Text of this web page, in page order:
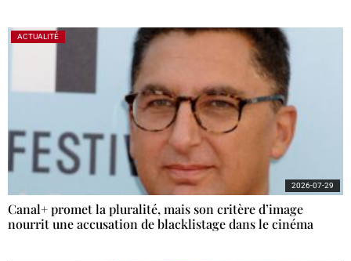
ACTUALITÉ
Canal+ promet la pluralité, mais son critère d’image
nourrit une accusation de blacklistage dans le cinéma
2026-07-29